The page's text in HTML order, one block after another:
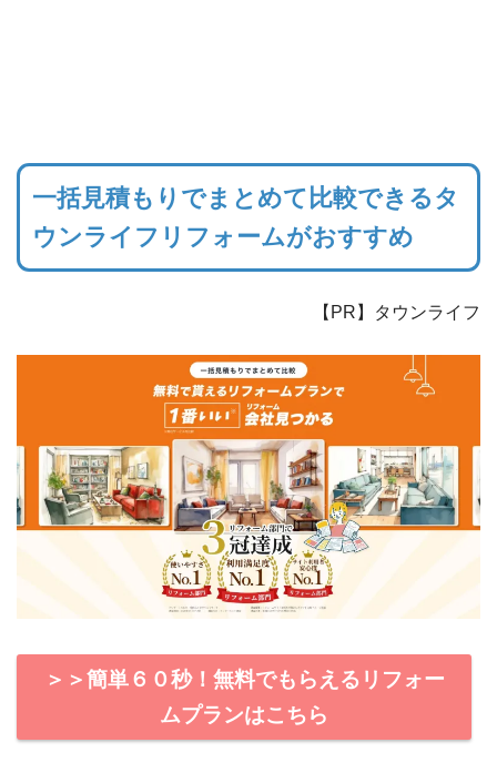
一括見積もりでまとめて比較できるタ
ウンライフリフォームがおすすめ
【PR】タウンライフ
＞＞簡単６０秒！無料でもらえるリフォー
ムプランはこちら